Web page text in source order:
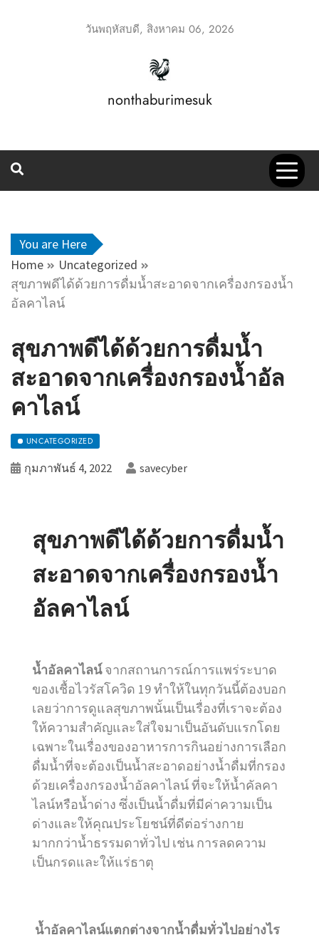
วันพฤหัสบดี, สิงหาคม 06, 2026
nonthaburimesuk
You are Here
Home
Uncategorized
สุขภาพดีได้ด้วยการดื่มน้ำสะอาดจากเครื่องกรองน้ำ
อัลคาไลน์
สุขภาพดีได้ด้วยการดื่มน้ำ
สะอาดจากเครื่องกรองน้ำอัล
คาไลน์
UNCATEGORIZED
กุมภาพันธ์ 4, 2022 savecyber
สุขภาพดีได้ด้วยการดื่มน้ำ
สะอาดจากเครื่องกรองน้ำ
อัลคาไลน์
น้ำอัลคาไลน์จากสถานการณ์การแพร่ระบาด
ของเชื้อไวรัสโควิด 19 ทำให้ในทุกวันนี้ต้องบอก
เลยว่าการดูแลสุขภาพนั้นเป็นเรื่องที่เราจะต้อง
ให้ความสำคัญและใส่ใจมาเป็นอันดับแรกโดย
เฉพาะในเรื่องของอาหารการกินอย่างการเลือก
ดื่มน้ำที่จะต้องเป็นน้ำสะอาดอย่างน้ำดื่มที่กรอง
ด้วยเครื่องกรองน้ำอัลคาไลน์ ที่จะให้น้ำคัลคา
ไลน์หรือน้ำด่าง ซึ่งเป็นน้ำดื่มที่มีค่าความเป็น
ด่างและให้คุณประโยชน์ที่ดีต่อร่างกาย
มากกว่าน้ำธรรมดาทั่วไป เช่น การลดความ
เป็นกรดและให้แร่ธาตุ
น้ำอัลคาไลน์แตกต่างจากน้ำดื่มทั่วไปอย่างไร